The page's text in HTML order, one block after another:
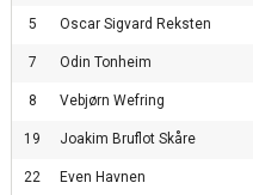
5 Oscar Sigvard Reksten
7 Odin Tonheim
8 Vebjørn Wefring
19 Joakim Bruflot Skåre
22 Even Havnen